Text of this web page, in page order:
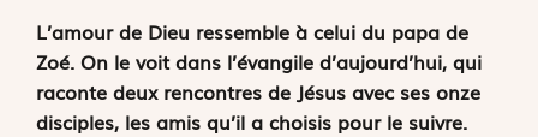
L’amour de Dieu ressemble à celui du papa de
Zoé. On le voit dans l’évangile d’aujourd’hui, qui
raconte deux rencontres de Jésus avec ses onze
disciples, les amis qu’il a choisis pour le suivre.